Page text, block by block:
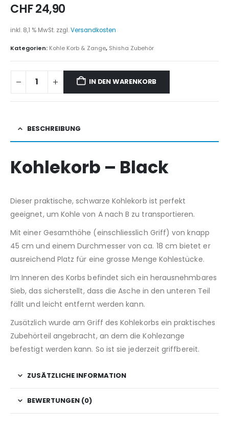
CHF24,90
inkl. 8,1 % MwSt. zzgl.Versandkosten
Kategorien: Kohle Korb & Zange, Shisha Zubehör
IN DEN WARENKORB
BESCHREIBUNG
Kohlekorb – Black
Dieser praktische, schwarze Kohlekorb ist perfekt
geeignet, um Kohle von A nach B zu transportieren.
Mit einer Gesamthöhe (einschliesslich Griff) von knapp
45 cm und einem Durchmesser von ca. 18 cm bietet er
ausreichend Platz für eine grosse Menge Kohlestücke.
Im Inneren des Korbs befindet sich ein herausnehmbares
Sieb, das sicherstellt, dass die Asche in den unteren Teil
fällt und leicht entfernt werden kann.
Zusätzlich wurde am Griff des Kohlekorbs ein praktisches
Zubehörteil angebracht, an dem die Kohlezange
befestigt werden kann. So ist sie jederzeit griffbereit.
ZUSÄTZLICHE INFORMATION
BEWERTUNGEN (0)